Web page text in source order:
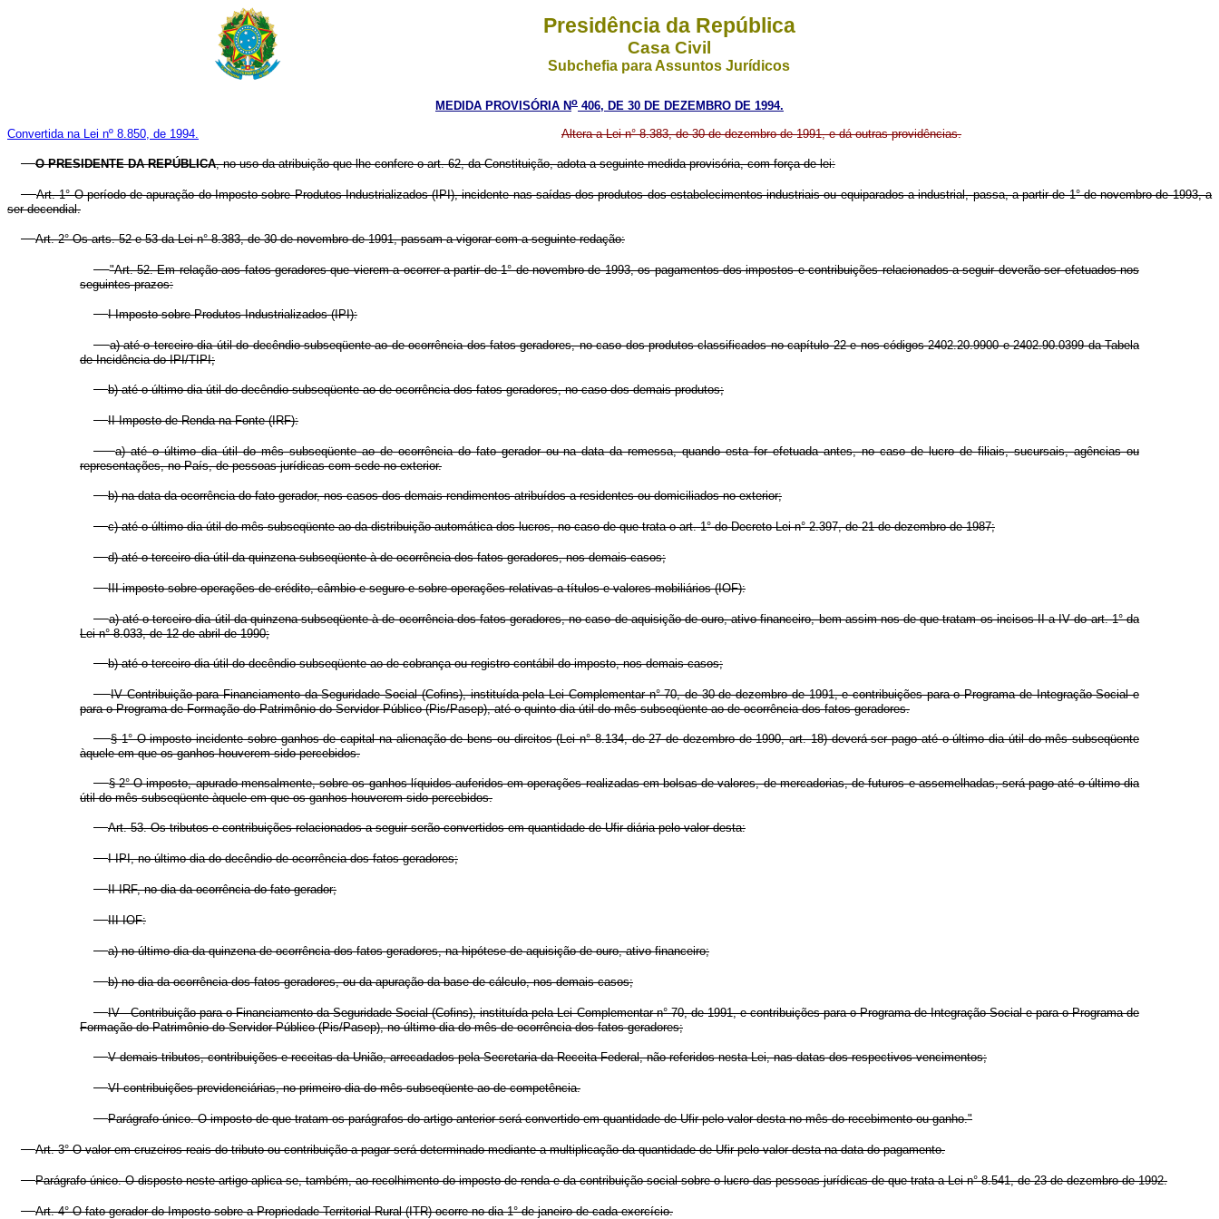
Presidência da República
Casa Civil
Subchefia para Assuntos Jurídicos
MEDIDA PROVISÓRIA No 406, DE 30 DE DEZEMBRO DE 1994.
Convertida na Lei nº 8.850, de 1994. Altera a Lei n° 8.383, de 30 de dezembro de 1991, e dá outras providências.
O PRESIDENTE DA REPÚBLICA, no uso da atribuição que lhe confere o art. 62, da Constituição, adota a seguinte medida provisória, com força de lei:
Art. 1° O período de apuração do Imposto sobre Produtos Industrializados (IPI), incidente nas saídas dos produtos dos estabelecimentos industriais ou equiparados a industrial, passa, a partir de 1° de novembro de 1993, a
ser decendial.
Art. 2° Os arts. 52 e 53 da Lei n° 8.383, de 30 de novembro de 1991, passam a vigorar com a seguinte redação:
"Art. 52. Em relação aos fatos geradores que vierem a ocorrer a partir de 1° de novembro de 1993, os pagamentos dos impostos e contribuições relacionados a seguir deverão ser efetuados nos
seguintes prazos:
I Imposto sobre Produtos Industrializados (IPI):
a) até o terceiro dia útil do decêndio subseqüente ao de ocorrência dos fatos geradores, no caso dos produtos classificados no capítulo 22 e nos códigos 2402.20.9900 e 2402.90.0399 da Tabela
de Incidência do IPI/TIPI;
b) até o último dia útil do decêndio subseqüente ao de ocorrência dos fatos geradores, no caso dos demais produtos;
II Imposto de Renda na Fonte (IRF):
a) até o último dia útil do mês subseqüente ao de ocorrência do fato gerador ou na data da remessa, quando esta for efetuada antes, no caso de lucro de filiais, sucursais, agências ou
representações, no País, de pessoas jurídicas com sede no exterior.
b) na data da ocorrência do fato gerador, nos casos dos demais rendimentos atribuídos a residentes ou domiciliados no exterior;
c) até o último dia útil do mês subseqüente ao da distribuição automática dos lucros, no caso de que trata o art. 1° do Decreto-Lei n° 2.397, de 21 de dezembro de 1987;
d) até o terceiro dia útil da quinzena subseqüente à de ocorrência dos fatos geradores, nos demais casos;
III imposto sobre operações de crédito, câmbio e seguro e sobre operações relativas a títulos e valores mobiliários (IOF):
a) até o terceiro dia útil da quinzena subseqüente à de ocorrência dos fatos geradores, no caso de aquisição de ouro, ativo financeiro, bem assim nos de que tratam os incisos II a IV do art. 1° da
Lei n° 8.033, de 12 de abril de 1990;
b) até o terceiro dia útil do decêndio subseqüente ao de cobrança ou registro contábil do imposto, nos demais casos;
IV Contribuição para Financiamento da Seguridade Social (Cofins), instituída pela Lei Complementar n° 70, de 30 de dezembro de 1991, e contribuições para o Programa de Integração Social e
para o Programa de Formação do Patrimônio do Servidor Público (Pis/Pasep), até o quinto dia útil do mês subseqüente ao de ocorrência dos fatos geradores.
§ 1° O imposto incidente sobre ganhos de capital na alienação de bens ou direitos (Lei n° 8.134, de 27 de dezembro de 1990, art. 18) deverá ser pago até o último dia útil do mês subseqüente
àquele em que os ganhos houverem sido percebidos.
§ 2° O imposto, apurado mensalmente, sobre os ganhos líquidos auferidos em operações realizadas em bolsas de valores, de mercadorias, de futuros e assemelhadas, será pago até o último dia
útil do mês subseqüente àquele em que os ganhos houverem sido percebidos.
Art. 53. Os tributos e contribuições relacionados a seguir serão convertidos em quantidade de Ufir diária pelo valor desta:
I IPI, no último dia do decêndio de ocorrência dos fatos geradores;
II IRF, no dia da ocorrência do fato gerador;
III IOF:
a) no último dia da quinzena de ocorrência dos fatos geradores, na hipótese de aquisição de ouro, ativo financeiro;
b) no dia da ocorrência dos fatos geradores, ou da apuração da base de cálculo, nos demais casos;
IV - Contribuição para o Financiamento da Seguridade Social (Cofins), instituída pela Lei Complementar n° 70, de 1991, e contribuições para o Programa de Integração Social e para o Programa de
Formação do Patrimônio do Servidor Público (Pis/Pasep), no último dia do mês de ocorrência dos fatos geradores;
V demais tributos, contribuições e receitas da União, arrecadados pela Secretaria da Receita Federal, não referidos nesta Lei, nas datas dos respectivos vencimentos;
VI contribuições previdenciárias, no primeiro dia do mês subseqüente ao de competência.
Parágrafo único. O imposto de que tratam os parágrafos do artigo anterior será convertido em quantidade de Ufir pelo valor desta no mês do recebimento ou ganho."
Art. 3° O valor em cruzeiros reais do tributo ou contribuição a pagar será determinado mediante a multiplicação da quantidade de Ufir pelo valor desta na data do pagamento.
Parágrafo único. O disposto neste artigo aplica-se, também, ao recolhimento do imposto de renda e da contribuição social sobre o lucro das pessoas jurídicas de que trata a Lei n° 8.541, de 23 de dezembro de 1992.
Art. 4° O fato gerador do Imposto sobre a Propriedade Territorial Rural (ITR) ocorre no dia 1° de janeiro de cada exercício.